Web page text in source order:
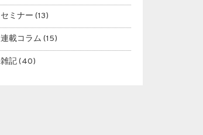
セミナー (13)
連載コラム (15)
雑記(40)